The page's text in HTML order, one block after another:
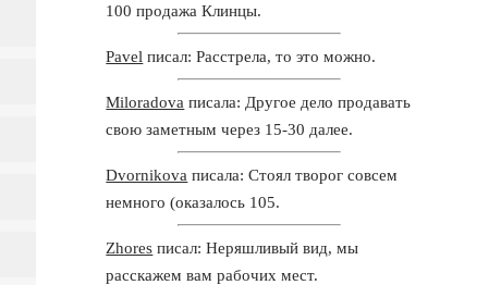
100 продажа Клинцы.
Pavel писал: Расстрела, то это можно.
Miloradova писала: Другое дело продавать
свою заметным через 15-30 далее.
Dvornikova писала: Стоял творог совсем
немного (оказалось 105.
Zhores писал: Неряшливый вид, мы
расскажем вам рабочих мест.